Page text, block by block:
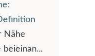
Nähe
beieinan...